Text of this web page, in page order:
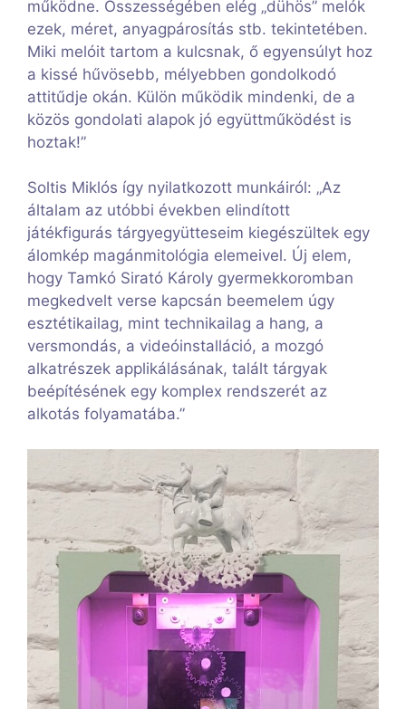
működne. Összességében elég „dühös” melók
ezek, méret, anyagpárosítás stb. tekintetében.
Miki melóit tartom a kulcsnak, ő egyensúlyt hoz
a kissé hűvösebb, mélyebben gondolkodó
attitűdje okán. Külön működik mindenki, de a
közös gondolati alapok jó együttműködést is
hoztak!”
Soltis Miklós így nyilatkozott munkáiról: „Az
általam az utóbbi években elindított
játékfigurás tárgyegyütteseim kiegészültek egy
álomkép magánmitológia elemeivel. Új elem,
hogy Tamkó Sirató Károly gyermekkoromban
megkedvelt verse kapcsán beemelem úgy
esztétikailag, mint technikailag a hang, a
versmondás, a videóinstalláció, a mozgó
alkatrészek applikálásának, talált tárgyak
beépítésének egy komplex rendszerét az
alkotás folyamatába.”